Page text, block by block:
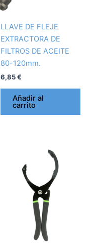
LLAVE DE FLEJE
EXTRACTORA DE
FILTROS DE ACEITE
80-120mm.
6,85€
Añadir al
carrito